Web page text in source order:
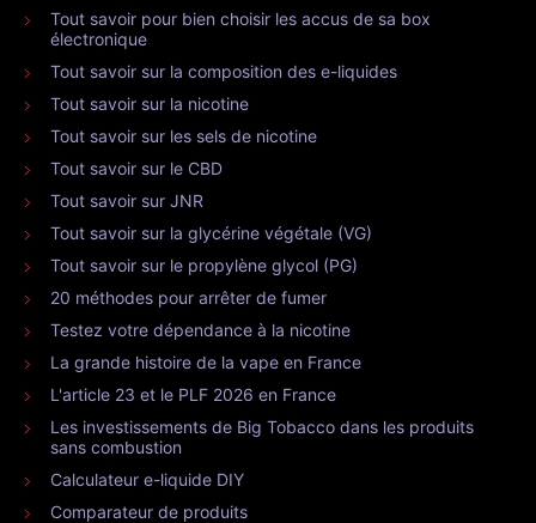
Tout savoir pour bien choisir les accus de sa box
électronique
Tout savoir sur la composition des e-liquides
Tout savoir sur la nicotine
Tout savoir sur les sels de nicotine
Tout savoir sur le CBD
Tout savoir sur JNR
Tout savoir sur la glycérine végétale (VG)
Tout savoir sur le propylène glycol (PG)
20 méthodes pour arrêter de fumer
Testez votre dépendance à la nicotine
La grande histoire de la vape en France
L'article 23 et le PLF 2026 en France
Les investissements de Big Tobacco dans les produits
sans combustion
Calculateur e-liquide DIY
Comparateur de produits